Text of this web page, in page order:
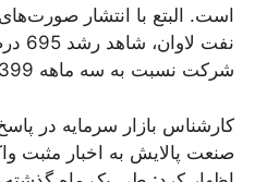
است. البتع با انتشار
نفت
شرکت نسبت به سه ماهه 1399 بودیم.
کارشناس بازار سرمایه در
صنعت پالایش به اخبار مثبت